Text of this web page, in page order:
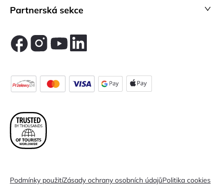
Partnerská sekce
Podmínky použitíZásady ochrany osobních údajůPolitika cookies